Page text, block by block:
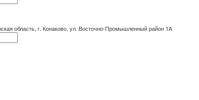
область, г. Конаково, ул. Восточно-Промышленный район 1А